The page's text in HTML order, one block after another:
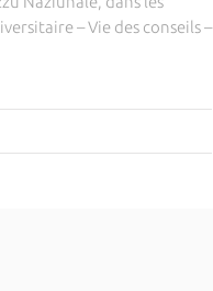
– Vie des conseils –